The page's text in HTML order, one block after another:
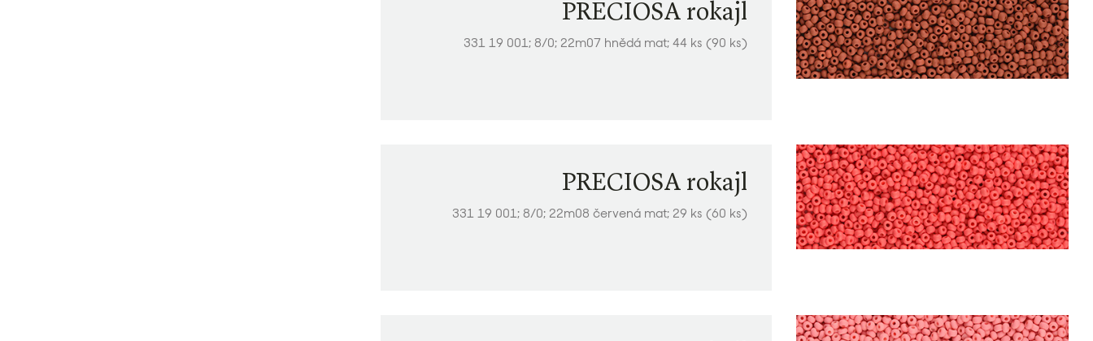
PRECIOSA rokajl
331 19 001; 8/0; 22m07 hnědá mat; 44 ks (90 ks)
PRECIOSA rokajl
331 19 001; 8/0; 22m08 červená mat; 29 ks (60 ks)